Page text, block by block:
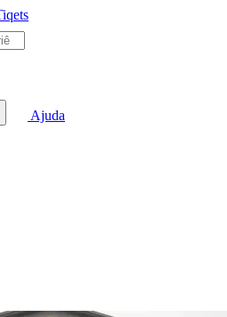
Ajuda